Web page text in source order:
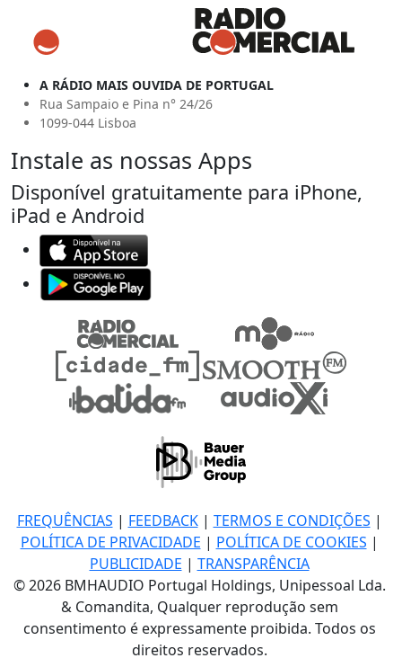
A RÁDIO MAIS OUVIDA DE PORTUGAL
Rua Sampaio e Pina n° 24/26
1099-044 Lisboa
Instale as nossas Apps
Disponível gratuitamente para iPhone,
iPad e Android
FREQUÊNCIAS | FEEDBACK| TERMOS E CONDIÇÕES |
POLÍTICA DE PRIVACIDADE | POLÍTICA DE COOKIES |
PUBLICIDADE | TRANSPARÊNCIA
© 2026 BMHAUDIO Portugal Holdings, Unipessoal Lda.
& Comandita, Qualquer reprodução sem
consentimento é expressamente proibida. Todos os
direitos reservados.